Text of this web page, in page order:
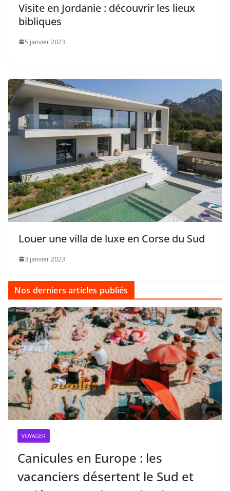
Visite en Jordanie : découvrir les lieux
bibliques
5 janvier 2023
Louer une villa de luxe en Corse du Sud
3 janvier 2023
Nos derniers articles publiés
VOYAGER
Canicules en Europe : les
vacanciers désertent le Sud et